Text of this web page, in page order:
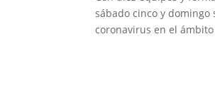
sábado cinco y
coronavirus en el